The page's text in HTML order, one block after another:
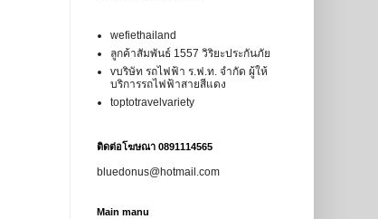
wefiethailand
ลูกค้าสัมพันธ์ 1557 วิริยะประกันภัย
vบริษัท รถไฟฟ้า ร.ฟ.ท. จำกัด ผู้ให้
บริการรถไฟฟ้าสายสีแดง
toptotravelvariety
ติดต่อโฆษณา 0891114565
bluedonus@hotmail.com
Main manu